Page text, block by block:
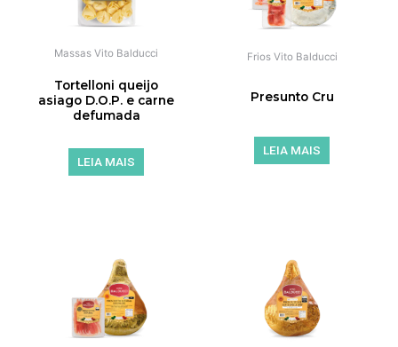
Massas Vito Balducci
Tortelloni queijo
asiago D.O.P. e carne
defumada
LEIA MAIS
Frios Vito Balducci
Presunto Cru
LEIA MAIS